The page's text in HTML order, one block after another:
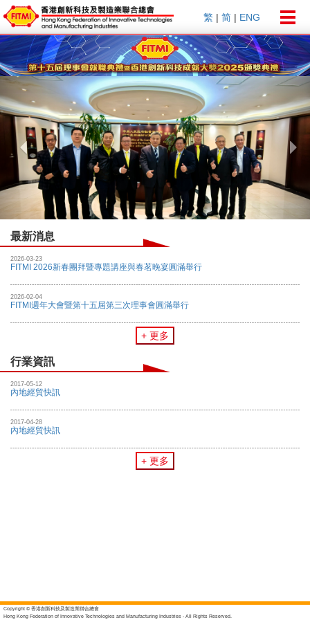
繁 | 简 | ENG
Previous
最新消息
2026-03-23
FITMI 2026新春團拜暨專題講座與春茗晚宴圓滿舉行
2026-02-04
FITMI週年大會暨第十五屆第三次理事會圓滿舉行
+ 更多
行業資訊
2017-05-12
內地經貿快訊
2017-04-28
內地經貿快訊
+ 更多
Copyright © 香港創新科技及製造業聯合總會
Hong Kong Federation of Innovative Technologies and Manufacturing Industries - All Rights Reserved.